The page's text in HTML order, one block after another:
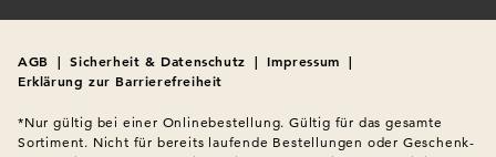
AGB | Sicherheit & Datenschutz | Impressum |
Erklärung zur Barrierefreiheit
*Nur gültig bei einer Onlinebestellung. Gültig für das gesamte
Sortiment. Nicht für bereits laufende Bestellungen oder Geschenk-